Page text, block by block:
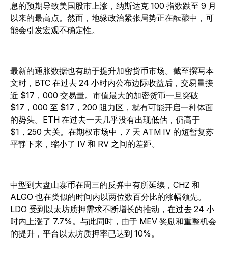
息的预期导致美国股市上涨，纳斯达克 100 指数跌至 9 月
以来的最高点。然而，地缘政治紧张局势正在酝酿中，可
能会引发宏观不确定性。
最新的通胀数据也有助于提升加密货币市场。截至撰写本
文时，BTC 在过去 24 小时内公布边际收益后，交易量接
近 $17，000 交易量。市值最大的加密货币一旦突破
$17，000 至 $17，200 阻力区，就有可能开启一种体面
的势头。ETH 在过去一天几乎没有出现低估，仍高于
$1，250 大关。在期权市场中，7 天 ATM IV 的短暂复苏
平静下来，缩小了 IV 和 RV 之间的差距。
中型到大盘山寨币在周三的反弹中有所延续，CHZ 和
ALGO 也在类似的时间内以两位数百分比的涨幅领先。
LDO 受到以太坊质押需求不断增长的推动，在过去 24 小
时内上涨了 7.7%。与此同时，由于 MEV 奖励和重整机会
的提升，平台以太坊质押率已达到 10%。